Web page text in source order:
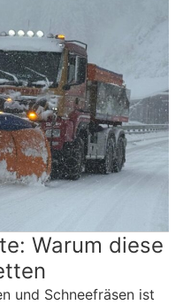
Warum diese
und Schneefräsen ist